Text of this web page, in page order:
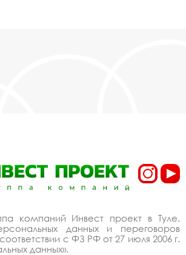
компаний Инвест проект в Туле.
данных и переговоров
с ФЗ РФ от 27 июля 2006 г.
данных».